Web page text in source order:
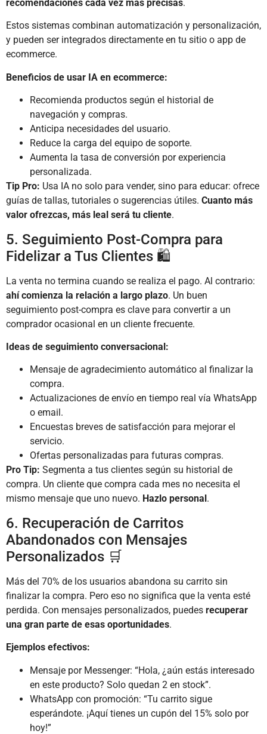
recomendaciones cada vez más precisas.
Estos sistemas combinan automatización y personalización,
y pueden ser integrados directamente en tu sitio o app de
ecommerce.
Beneficios de usar IA en ecommerce:
Recomienda productos según el historial de
navegación y compras.
Anticipa necesidades del usuario.
Reduce la carga del equipo de soporte.
Aumenta la tasa de conversión por experiencia
personalizada.
Tip Pro: Usa IA no solo para vender, sino para educar: ofrece
guías de tallas, tutoriales o sugerencias útiles. Cuanto más
valor ofrezcas, más leal será tu cliente.
5. Seguimiento Post-Compra para
Fidelizar a Tus Clientes 🛍️
La venta no termina cuando se realiza el pago. Al contrario:
ahí comienza la relación a largo plazo. Un buen
seguimiento post-compra es clave para convertir a un
comprador ocasional en un cliente frecuente.
Ideas de seguimiento conversacional:
Mensaje de agradecimiento automático al finalizar la
compra.
Actualizaciones de envío en tiempo real vía WhatsApp
o email.
Encuestas breves de satisfacción para mejorar el
servicio.
Ofertas personalizadas para futuras compras.
Pro Tip: Segmenta a tus clientes según su historial de
compra. Un cliente que compra cada mes no necesita el
mismo mensaje que uno nuevo. Hazlo personal .
6. Recuperación de Carritos
Abandonados con Mensajes
Personalizados 🛒
Más del 70% de los usuarios abandona su carrito sin
finalizar la compra. Pero eso no significa que la venta esté
perdida. Con mensajes personalizados, puedes recuperar
una gran parte de esas oportunidades.
Ejemplos efectivos:
Mensaje por Messenger: “Hola, ¿aún estás interesado
en este producto? Solo quedan 2 en stock”.
WhatsApp con promoción: “Tu carrito sigue
esperándote. ¡Aquí tienes un cupón del 15% solo por
hoy!”